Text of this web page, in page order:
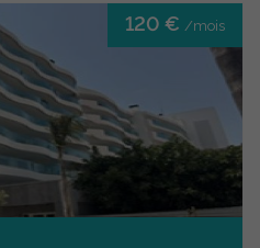
120 € /mois